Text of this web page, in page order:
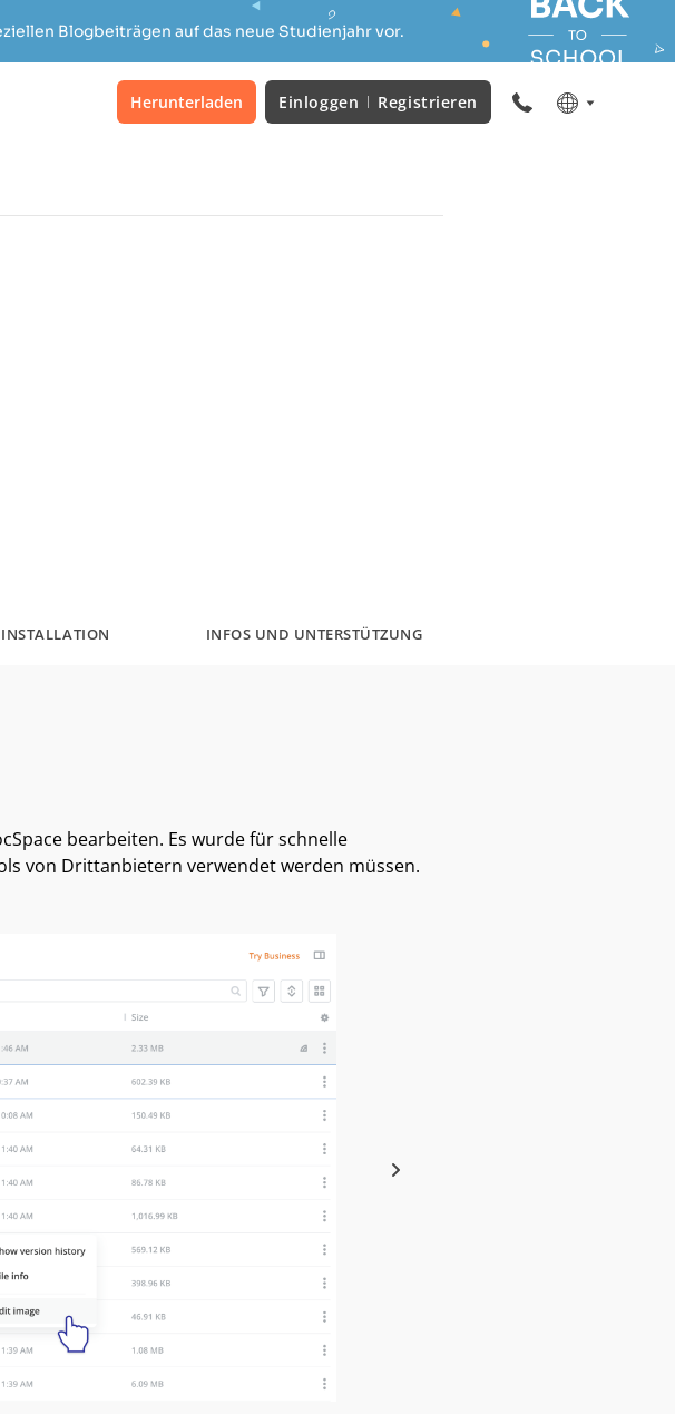
Blogbeiträgen auf das neue Studienjahr vor.
Herunterladen Einloggen Registrieren
INSTALLATION INFOS UND UNTERSTÜTZUNG
bearbeiten. Es wurde für schnelle
von Drittanbietern verwendet werden müssen.